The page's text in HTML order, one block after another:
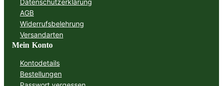
Datenschutzerklärung
AGB
Widerrufsbelehrung
Versandarten
Mein Konto
Kontodetails
Bestellungen